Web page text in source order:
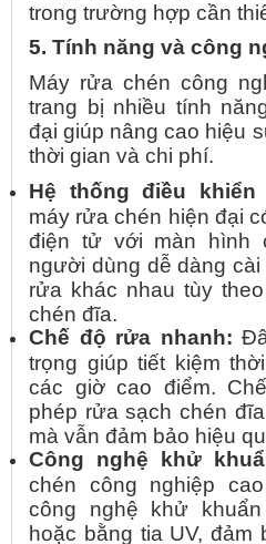
trong trường hợp cần
5. Tính năng và công
Máy rửa chén công
trang bị nhiều tính
đại giúp nâng cao hiệu
thời gian và chi phí.
Hệ thống điều khiển
máy rửa chén hiện đại
điện tử với màn hình
người dùng dễ dàng
rửa khác nhau tùy
chén đĩa.
Chế độ rửa nhanh:
trọng giúp tiết kiệm
các giờ cao điểm.
phép rửa sạch chén
mà vẫn đảm bảo hiệu
Công nghệ khử
chén công nghiệp
công nghệ khử
hoặc bằng tia UV, đảm